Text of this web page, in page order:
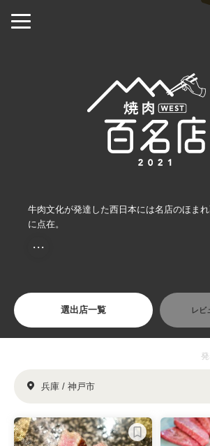
牛肉文化が発達した西日本には名店のほま
に点在。
・・・
選出店一覧 レビ
兵庫 / 神戸市